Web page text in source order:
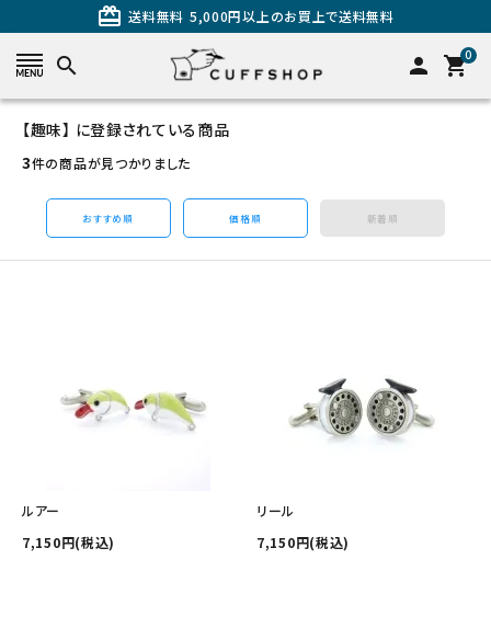
card_giftcard 送料無料 5,000円以上のお買上で送料無料
search person 0
shopping_cart
カテゴリーから探す
ご利用ガイド
【趣味】 に登録されている商品
3件の商品が見つかりました
おすすめ順 価格順 新着順
ルアー
7,150円(税込)
リール
7,150円(税込)